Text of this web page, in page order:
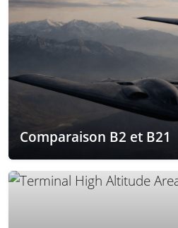
Comparaison B2 et B21